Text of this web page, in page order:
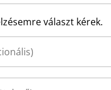
választ kérek.